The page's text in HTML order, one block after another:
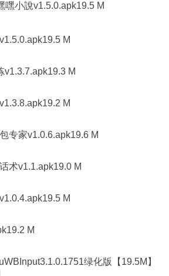
嘿小說v1.5.0.apk19.5 M
M
v1.3.7.apk19.3 M
M
专家v1.0.6.apk19.6 M
术v1.1.apk19.0 M
M
M
绿化版【19.5M】